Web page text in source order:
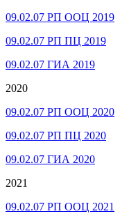
09.02.07 РП ООЦ 2019
09.02.07 РП ПЦ 2019
09.02.07 ГИА 2019
2020
09.02.07 РП ООЦ 2020
09.02.07 РП ПЦ 2020
09.02.07 ГИА 2020
2021
09.02.07 РП ООЦ 2021